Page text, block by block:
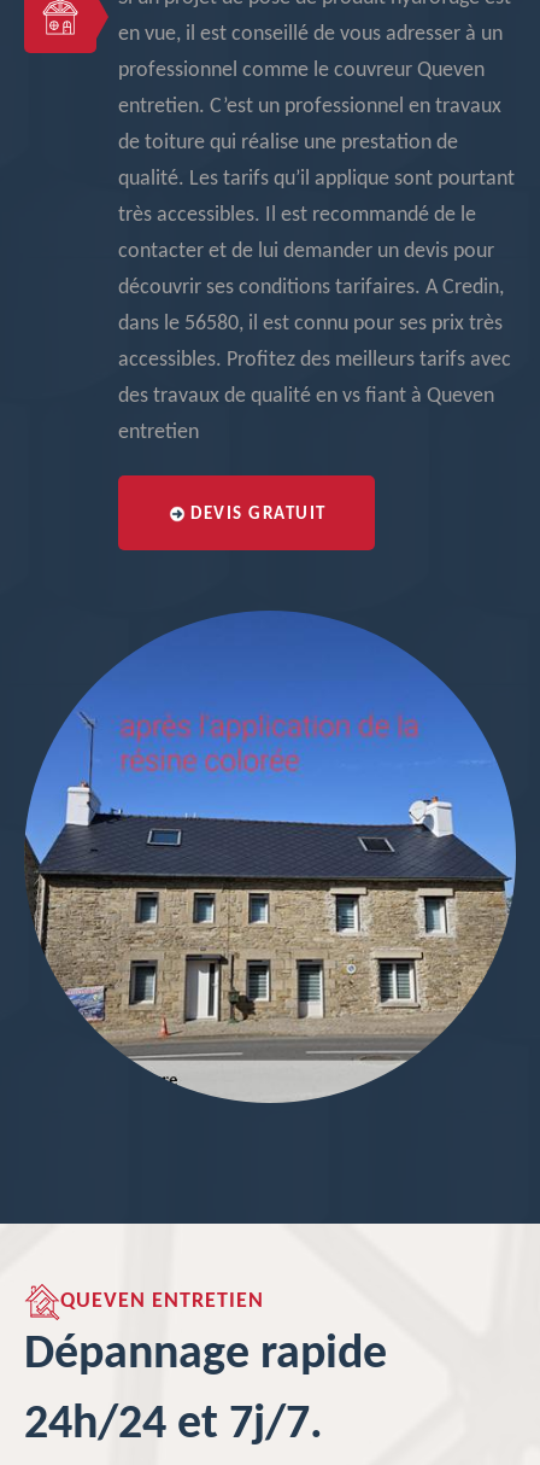
en vue, il est conseillé de vous adresser à un
professionnel comme le couvreur Queven
entretien. C’est un professionnel en travaux
de toiture qui réalise une prestation de
qualité. Les tarifs qu’il applique sont pourtant
très accessibles. Il est recommandé de le
contacter et de lui demander un devis pour
découvrir ses conditions tarifaires. A Credin,
dans le 56580, il est connu pour ses prix très
accessibles. Profitez des meilleurs tarifs avec
des travaux de qualité en vs fiant à Queven
entretien
DEVIS GRATUIT
QUEVEN ENTRETIEN
Dépannage rapide
24h/24 et 7j/7.